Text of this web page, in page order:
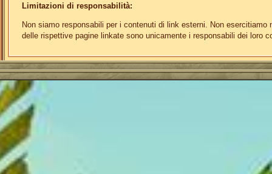
Limitazioni di responsabilità:
Non siamo responsabili per i contenuti di link esterni. Non
delle rispettive pagine linkate sono unicamente i responsabili dei loro